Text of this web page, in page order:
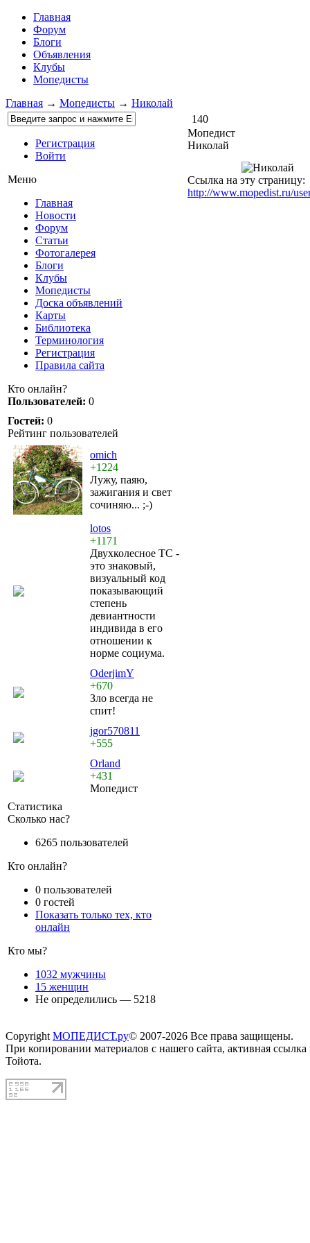
Главная
Форум
Блоги
Объявления
Клубы
Мопедисты
Главная → Мопедисты → Николай
Регистрация
Войти
Меню
Главная
Новости
Форум
Статьи
Фотогалерея
Блоги
Клубы
Мопедисты
Доска объявлений
Карты
Библиотека
Терминология
Регистрация
Правила сайта
Кто онлайн?
Пользователей: 0
Гостей: 0
Рейтинг пользователей
omich
+1224
Лужу, паяю,
зажигания и свет
сочиняю... ;-)
lotos
+1171
Двухколесное ТС -
это знаковый,
визуальный код
показывающий
степень
девиантности
индивида в его
отношении к
норме социума.
OderjimY
+670
Зло всегда не
спит!
jgor570811
+555
Orland
+431
Мопедист
Статистика
Сколько нас?
6265 пользователей
Кто онлайн?
0 пользователей
0 гостей
Показать только тех, кто
онлайн
Кто мы?
1032 мужчины
15 женщин
Не определились — 5218
140
Мопедист
Николай
Ссылка на эту страницу:
http://www.mopedist.ru/
Copyright МОПЕДИСТ.ру© 2007-2026 Все права защищены.
При копировании материалов с нашего сайта, активная
Тойота.